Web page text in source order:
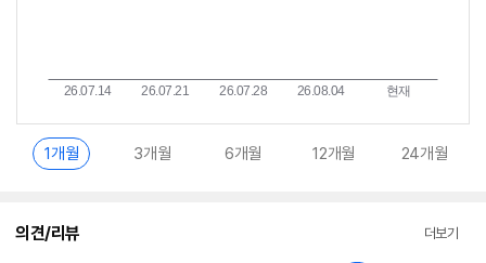
1개월 3개월 6개월 12개월 24개월
의견/리뷰 더보기